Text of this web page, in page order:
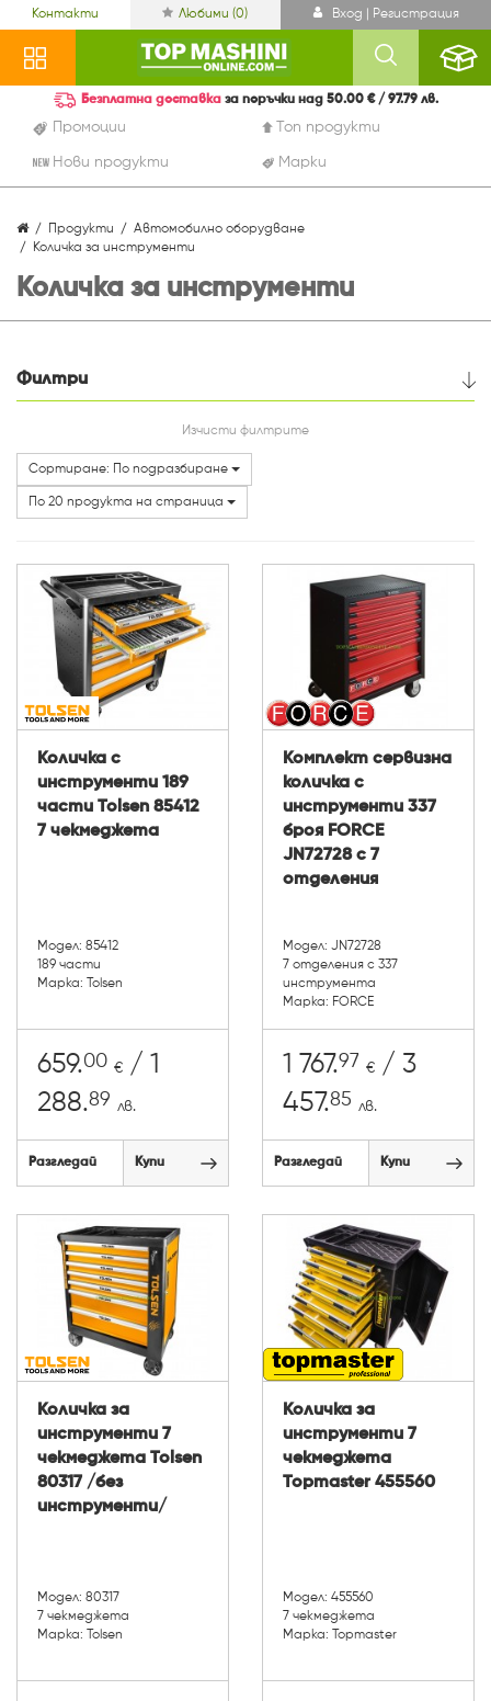
Контакти Любими (0) Вход | Регистрация
Промоции Топ продукти
Нови продукти Марки
Безплатна доставка за поръчки над 50.00 € / 97.79 лв.
Продукти
Автомобилно оборудване
Количка за инструменти
Количка за инструменти
Филтри
Марки
Изчисти филтрите
Сортиране: По подразбиране
По 20 продукта на страница
Количка с
инструменти 189
части Tolsen 85412
7 чекмеджета
Модел: 85412
189 части
Марка: Tolsen
659.00 € / 1
288.89 лв.
Разгледай Купи
Комплект сервизна
количка с
инструменти 337
броя FORCE
JN72728 с 7
отделения
Модел: JN72728
7 отделения с 337
инструмента
Марка: FORCE
1 767.97 € / 3
457.85 лв.
Разгледай Купи
Количка за
инструменти 7
чекмеджета Tolsen
80317 /без
инструменти/
Модел: 80317
7 чекмеджета
Марка: Tolsen
Количка за
инструменти 7
чекмеджета
Topmaster 455560
Модел: 455560
7 чекмеджета
Марка: Topmaster